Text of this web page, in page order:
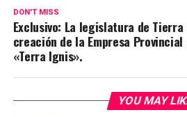
DON'T MISS
Exclusivo: La legislatura de
creación de la Empresa
«Terra Ignis».
YOU MAY